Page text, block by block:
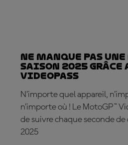
Ne manque pas
saison 2025 grâce
VideoPass
N’importe quel appareil,
n’importe où ! Le MotoGP™
de suivre chaque seconde
2025